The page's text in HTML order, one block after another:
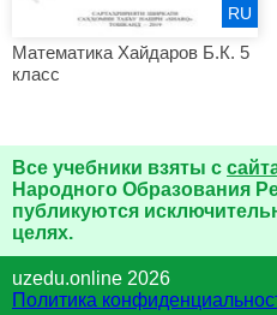
Математика Хайдаров Б.К. 5
класс
RU
Все учебники взяты с
Народного Образования
публикуются
целях.
uzedu.online 2026
Политика